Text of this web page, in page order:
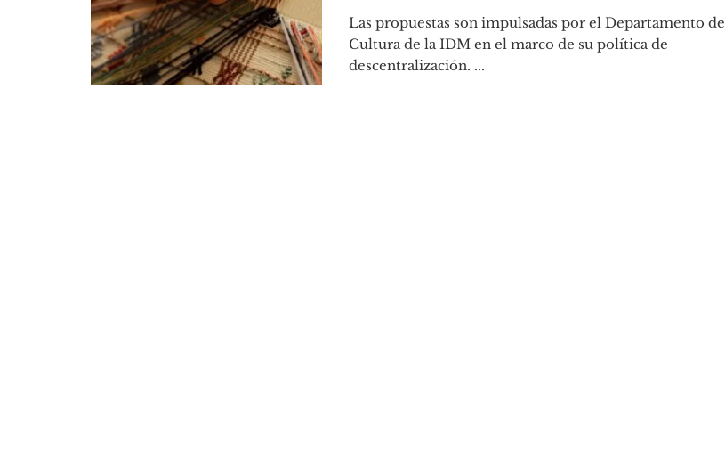
Las propuestas son impulsadas por el Departamento de
Cultura de la IDM en el marco de su política de
descentralización. ...